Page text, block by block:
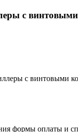
с
с винтовыми
формы оплаты и